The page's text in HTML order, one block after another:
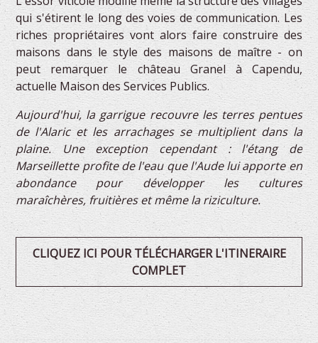
qui s'étirent le long des voies de communication. Les
riches propriétaires vont alors faire construire des
maisons dans le style des maisons de maître - on
peut remarquer le château Granel à Capendu,
actuelle Maison des Services Publics.
Aujourd'hui, la garrigue recouvre les terres pentues
de l'Alaric et les arrachages se multiplient dans la
plaine. Une exception cependant : l'étang de
Marseillette profite de l'eau que l'Aude lui apporte en
abondance pour développer les cultures
maraîchères, fruitières et même la riziculture.
CLIQUEZ ICI POUR TÉLÉCHARGER L'ITINERAIRE
COMPLET